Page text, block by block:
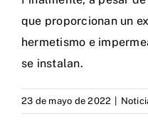
que proporcionan un
hermetismo e
se instalan.
23 de mayo de 2022